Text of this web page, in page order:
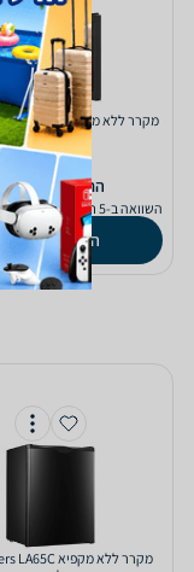
‏ליטר
‫החל מ-929
₪
השוואה ב-5 חנויות
השוואת מחירים